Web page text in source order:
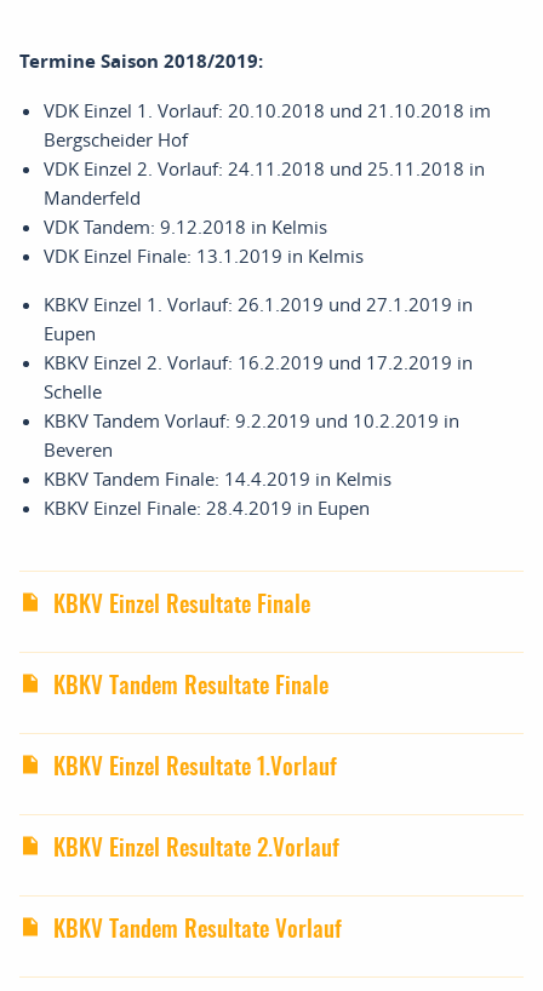
Termine Saison 2018/2019:
VDK Einzel 1. Vorlauf: 20.10.2018 und 21.10.2018 im
Bergscheider Hof
VDK Einzel 2. Vorlauf: 24.11.2018 und 25.11.2018 in
Manderfeld
VDK Tandem: 9.12.2018 in Kelmis
VDK Einzel Finale: 13.1.2019 in Kelmis
KBKV Einzel 1. Vorlauf: 26.1.2019 und 27.1.2019 in
Eupen
KBKV Einzel 2. Vorlauf: 16.2.2019 und 17.2.2019 in
Schelle
KBKV Tandem Vorlauf: 9.2.2019 und 10.2.2019 in
Beveren
KBKV Tandem Finale: 14.4.2019 in Kelmis
KBKV Einzel Finale: 28.4.2019 in Eupen
KBKV Einzel Resultate Finale
KBKV Tandem Resultate Finale
KBKV Einzel Resultate 1.Vorlauf
KBKV Einzel Resultate 2.Vorlauf
KBKV Tandem Resultate Vorlauf